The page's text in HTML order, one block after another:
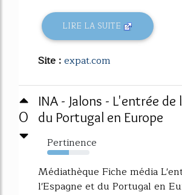
LIRE LA SUITE
Site :expat.com
0
INA - Jalons - L'entrée de
du Portugal en Europe
Pertinence
52%
Médiathèque Fiche média
l'Espagne et du Portugal en